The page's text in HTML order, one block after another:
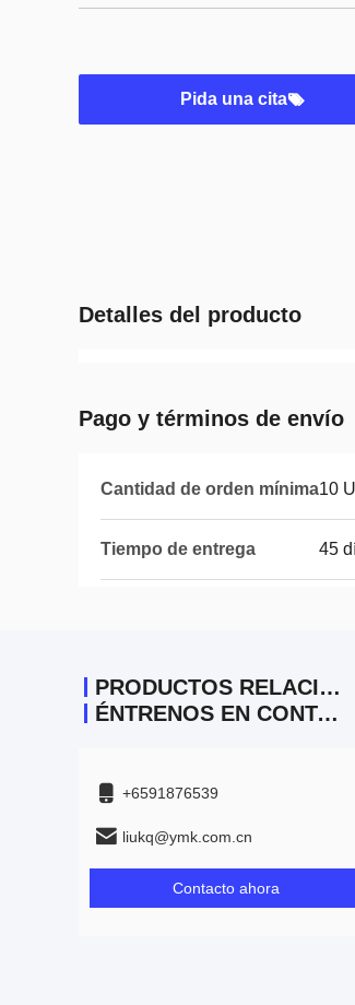
Pida una cita
Detalles del producto
Pago y términos de envío
Cantidad de orden mínima10
Tiempo de entrega 45
PRODUCTOS RELACIONADOS
ÉNTRENOS EN CONTACTO CON
+6591876539
liukq@ymk.com.cn
Contacto ahora